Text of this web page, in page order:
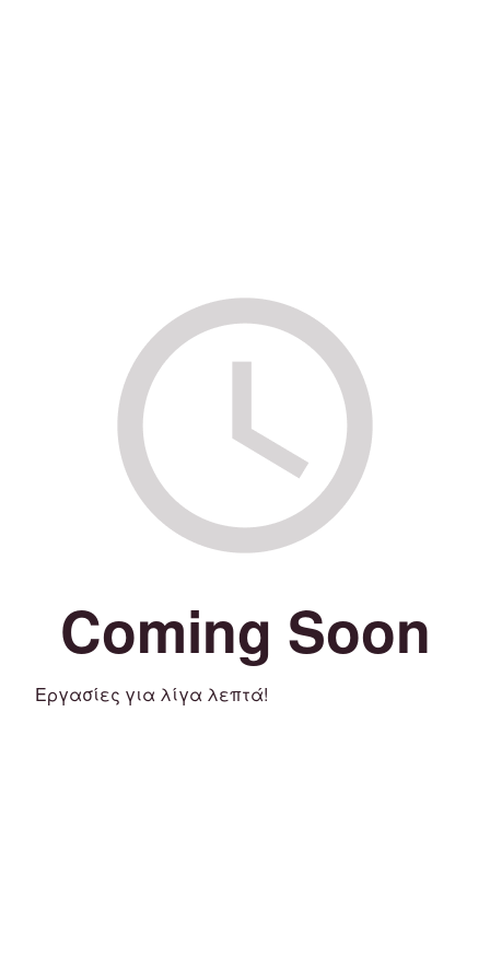
Coming Soon
Εργασίες για λίγα λεπτά!